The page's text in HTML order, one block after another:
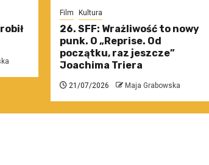
Film Kultura
26. SFF: Wrażliwość to nowy
punk. O „Reprise. Od
początku, raz jeszcze”
Joachima Triera
21/07/2026 Maja Grabowska